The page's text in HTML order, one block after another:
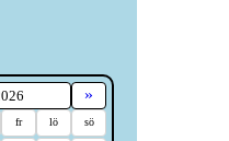
»
fr lö sö